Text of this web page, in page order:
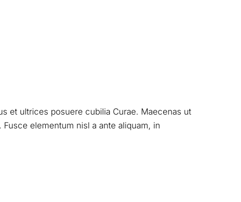
et ultrices posuere cubilia Curae. Maecenas ut
elementum nisl a ante aliquam, in